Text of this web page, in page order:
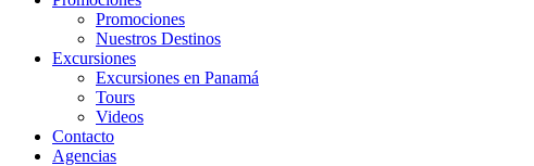
Promociones
Nuestros Destinos
Excursiones
Excursiones en Panamá
Tours
Videos
Contacto
Agencias